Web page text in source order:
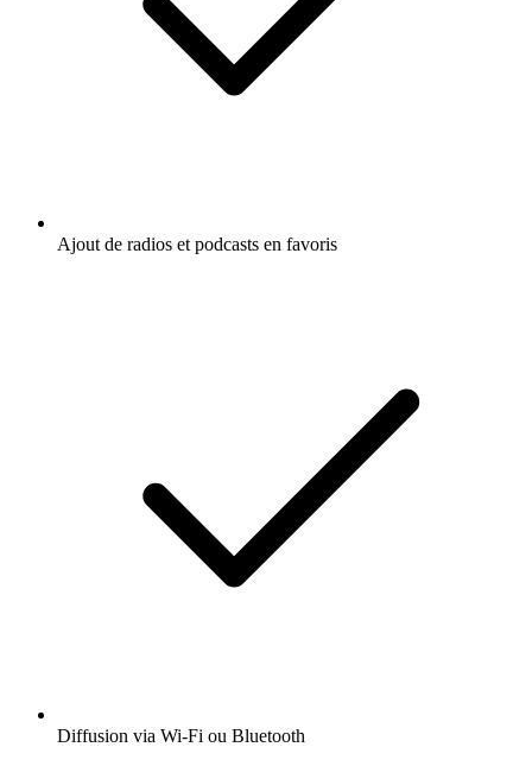
Ajout de radios et podcasts en favoris
Diffusion via Wi-Fi ou Bluetooth